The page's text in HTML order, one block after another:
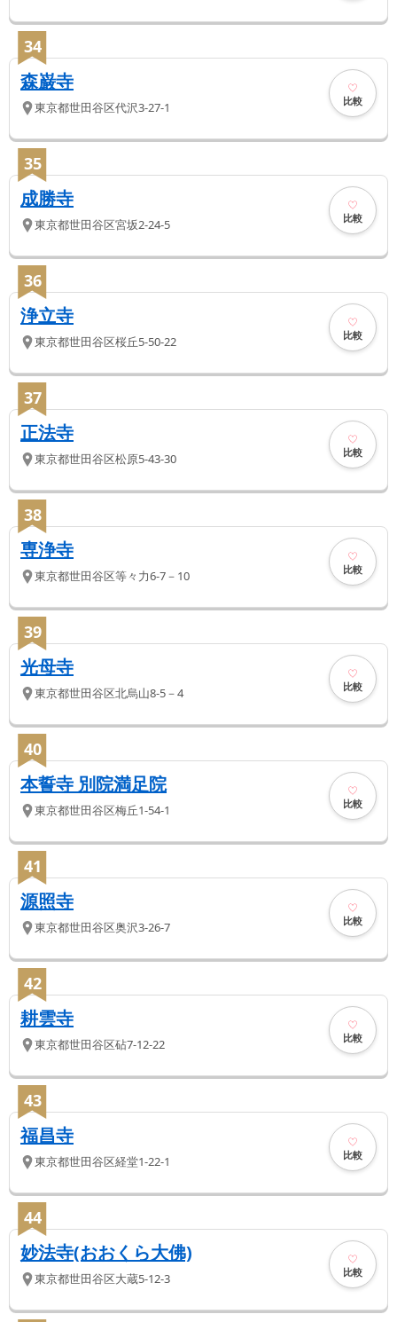
34
森巌寺
東京都世田谷区代沢3-27-1 比較
35
成勝寺
東京都世田谷区宮坂2-24-5 比較
36
浄立寺
東京都世田谷区桜丘5-50-22 比較
37
正法寺
東京都世田谷区松原5-43-30 比較
38
専浄寺
東京都世田谷区等々力6-7－10 比較
39
光母寺
東京都世田谷区北烏山8-5－4 比較
40
本誓寺 別院満足院
東京都世田谷区梅丘1-54-1 比較
41
源照寺
東京都世田谷区奥沢3-26-7 比較
42
耕雲寺
東京都世田谷区砧7-12-22 比較
43
福昌寺
東京都世田谷区経堂1-22-1 比較
44
妙法寺(おおくら大佛)
東京都世田谷区大蔵5-12-3 比較